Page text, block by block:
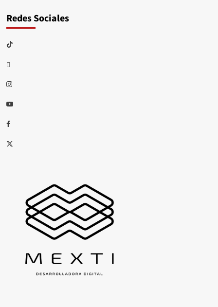
Redes Sociales
TikTok
threads
Instagram
Youtube
Facebook
X